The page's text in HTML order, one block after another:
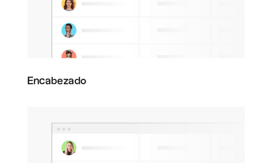
Encabezado